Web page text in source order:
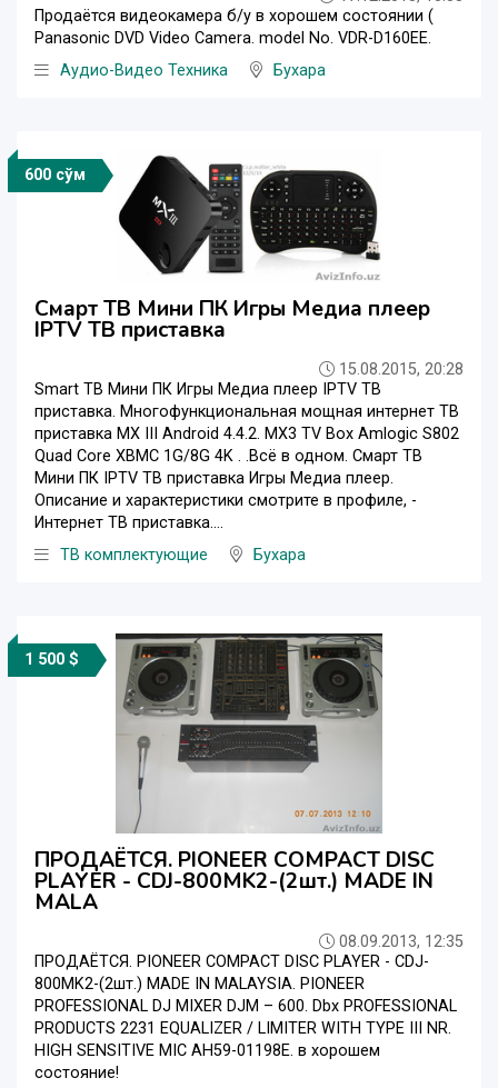
Продаётся видеокамера б/у в хорошем состоянии (
Panasonic DVD Video Camera. model No. VDR-D160EE.
Аудио-Видео Техника
Бухара
600 сўм
Смарт ТВ Мини ПК Игры Медиа плеер
IPTV ТВ приставка
15.08.2015, 20:28
Smart ТВ Мини ПК Игры Медиа плеер IPTV ТВ
приставка. Многофункциональная мощная интернет ТВ
приставка MX III Android 4.4.2. MX3 TV Box Amlogic S802
Quad Core XBMC 1G/8G 4K . .Всё в одном. Смарт ТВ
Мини ПК IPTV ТВ приставка Игры Медиа плеер.
Описание и характеристики смотрите в профиле, -
Интернет ТВ приставка....
ТВ комплектующие
Бухара
1 500 $
ПРОДАЁТСЯ. PIONEER COMPACT DISC
PLAYER - CDJ-800MK2-(2шт.) MADE IN
MALA
08.09.2013, 12:35
ПРОДАЁТСЯ. PIONEER COMPACT DISC PLAYER - CDJ-
800MK2-(2шт.) MADE IN MALAYSIA. PIONEER
PROFESSIONAL DJ MIXER DJM – 600. Dbx PROFESSIONAL
PRODUCTS 2231 EQUALIZER / LIMITER WITH TYPE III NR.
HIGH SENSITIVE MIC AH59-01198E. в хорошем
состояние!